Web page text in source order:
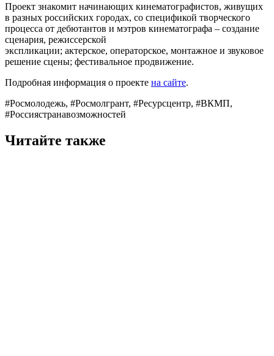
Проект знакомит начинающих кинематографистов, живущих
в разных российских городах, со спецификой творческого
процесса от дебютантов и мэтров кинематографа – создание
сценария, режиссерской
экспликации; актерское, операторское, монтажное и звуковое
решение сцены; фестивальное продвижение.
Подробная информация о проекте на сайте.
#Росмолодежь, #Росмолгрант, #Ресурсцентр, #ВКМП,
#Россиястранавозможностей
Читайте также